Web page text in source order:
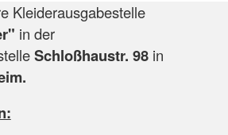
Kleiderausgabestelle
in der
Schloßhaustr. 98 in